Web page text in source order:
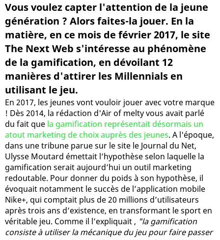
Vous voulez capter l'attention de la jeune
génération ? Alors faites-la jouer. En la
matière, en ce mois de février 2017, le site
The Next Web s'intéresse au phénomène
de la gamification, en dévoilant 12
manières d'attirer les Millennials en
utilisant le jeu.
En 2017, les jeunes vont vouloir jouer avec votre marque
! Dès 2014, la rédaction d'Air of melty vous avait parlé
du fait que la gamification représentait désormais un
atout marketing de choix auprès des jeunes. A l'époque,
dans une tribune parue sur le site le Journal du Net,
Ulysse Moutard émettait l’hypothèse selon laquelle la
gamification serait aujourd’hui un outil marketing
redoutable. Pour donner du poids à son hypothèse, il
évoquait notamment le succès de l’application mobile
Nike+, qui comptait plus de 20 millions d’utilisateurs
après trois ans d’existence, en transformant le sport en
véritable jeu. Comme il l’expliquait , "la gamification
consiste à utiliser la mécanique du jeu pour faire passer